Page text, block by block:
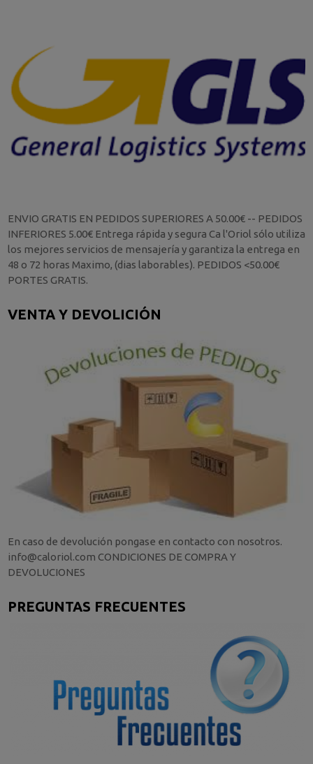
ENVIO GRATIS EN PEDIDOS SUPERIORES A 50.00€ -- PEDIDOS
INFERIORES 5.00€ Entrega rápida y segura Ca l'Oriol sólo utiliza
los mejores servicios de mensajería y garantiza la entrega en
48 o 72 horas Maximo, (dias laborables). PEDIDOS <50.00€
PORTES GRATIS.
VENTA Y DEVOLICIÓN
En caso de devolución pongase en contacto con nosotros.
info@caloriol.com CONDICIONES DE COMPRA Y
DEVOLUCIONES
PREGUNTAS FRECUENTES